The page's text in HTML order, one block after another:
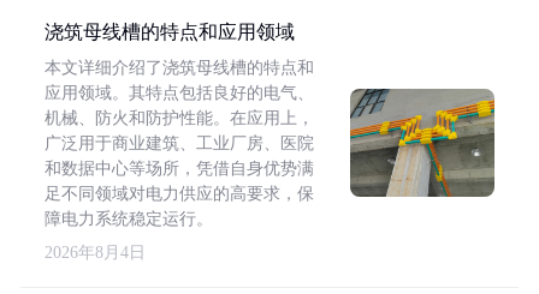
浇筑母线槽的特点和应用领域
本文详细介绍了浇筑母线槽的特点和
应用领域。其特点包括良好的电气、
机械、防火和防护性能。在应用上，
广泛用于商业建筑、工业厂房、医院
和数据中心等场所，凭借自身优势满
足不同领域对电力供应的高要求，保
障电力系统稳定运行。
2026年8月4日